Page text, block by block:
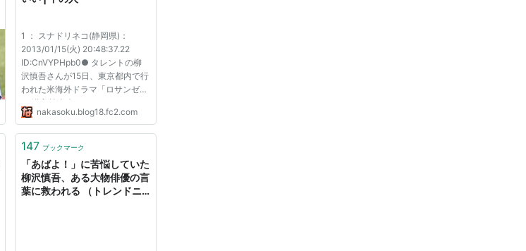
1 ： スナドリネコ(静岡県)：
2013/01/15(火) 20:48:37.22
ID:CnVYPHpb0● タレントの柳
沢慎吾さんが15日、東京都内で行
われた米海外ドラマ「ロサンゼル
ス 潜入捜査班～NCIS：Los
Angeles」のDVDリリース記念イ
ジェスト映像に合わせて、主役の
ての声を 演じる...
nakasoku.blog18.fc2.com
147 ブックマーク
「あばよ！」に苦悩していた
柳沢慎吾、ある大物俳優の言
葉に救われる （トレンドニ